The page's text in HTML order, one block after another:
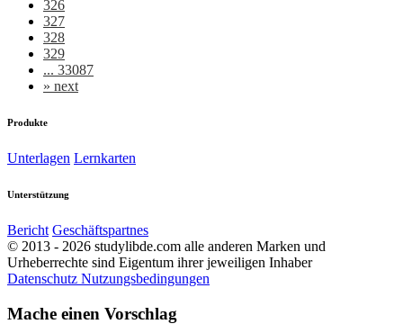
326
327
328
329
... 33087
» next
Produkte
Unterlagen Lernkarten
Unterstützung
Bericht Geschäftspartnes
© 2013 - 2026 studylibde.com alle anderen Marken und
Urheberrechte sind Eigentum ihrer jeweiligen Inhaber
Datenschutz Nutzungsbedingungen
Mache einen Vorschlag